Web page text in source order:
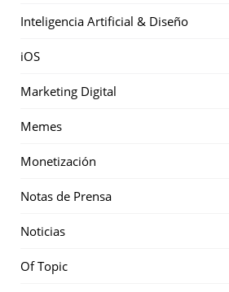
Inteligencia Artificial & Diseño
iOS
Marketing Digital
Memes
Monetización
Notas de Prensa
Noticias
Of Topic